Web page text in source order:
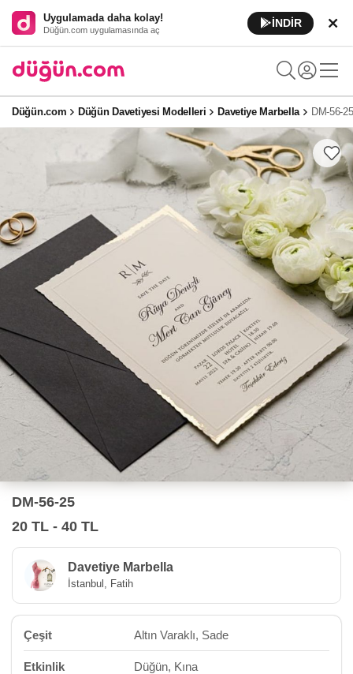
Uygulamada daha kolay!
Düğün.com uygulamasında aç
İNDİR
Düğün.com Düğün Davetiyesi Modelleri Davetiye Marbella DM-56-25
DM-56-25
20 TL - 40 TL
Davetiye Marbella
İstanbul, Fatih
Çeşit Altın Varaklı, Sade
Etkinlik Düğün, Kına